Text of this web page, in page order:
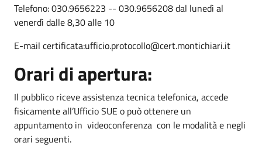
Telefono: 030.9656223 -- 030.9656208 dal lunedì al
venerdì dalle 8,30 alle 10
E-mail certificata:ufficio.protocollo@cert.montichiari.it
Orari di apertura:
Il pubblico riceve assistenza tecnica telefonica, accede
fisicamente all’Ufficio SUE o può ottenere un
appuntamento in videoconferenza con le modalità e negli
orari seguenti.